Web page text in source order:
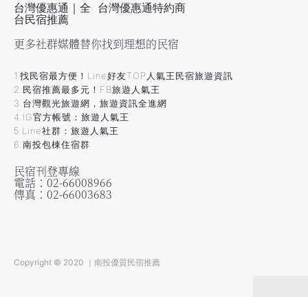
台灣優惠通｜全
台民宿推薦
台灣優惠通特約商
更多社群媒體替你找到理想的民宿
1.找民宿最方便！Line好友TOP人氣王民宿旅遊資訊
2.民宿推薦最多元！FB旅遊人氣王
3.台灣觀光旅遊網，旅遊資訊全進網
4.IG官方帳號：旅遊人氣王
5.Line社群：旅遊人氣王
6.南投包棟住宿群
民宿刊登專線
電話：02-66008966
傳真：02-66003683
Copyright © 2020 ｜南投優質民宿推薦